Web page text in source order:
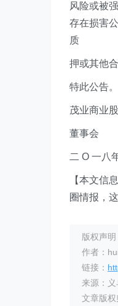
风险或被
存在损害
质
押或其他
特此公告。
茂业商业
董事会
二 O 一八
【本文信
圈情报，
版权声明
作者：
链接：
来源：
文章版权